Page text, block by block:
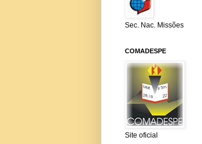
Sec. Nac. Missões
COMADESPE
Site oficial